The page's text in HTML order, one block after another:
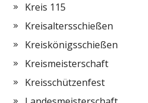
Kreis 115
Kreisaltersschießen
Kreiskönigsschießen
Kreismeisterschaft
Kreisschützenfest